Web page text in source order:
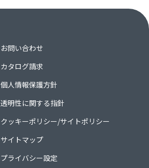
お問い合わせ
カタログ請求
個人情報保護方針
透明性に関する指針
クッキーポリシー/サイトポリシー
サイトマップ
プライバシー設定